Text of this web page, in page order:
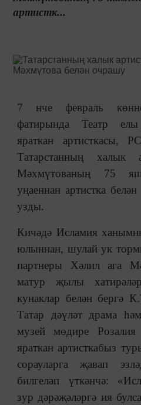
артистк...
7 нче февраль
фатирында Театр
яраткан артисткасы,
Татарстанның халык
Мәхмүтованың 75
уңаеннан артистка
узды.
Кичәдә Исламия
юлыннан, шулай ук
партнеры Хәлил ага
матур җылы
кунаклар белән бергә
Татар дәүләт драма
музей мөдире Розалия
яраткан артисткабыз
сорауларга җавап
билгеләп үткәнчә:
зур дәрәҗәләргә ия